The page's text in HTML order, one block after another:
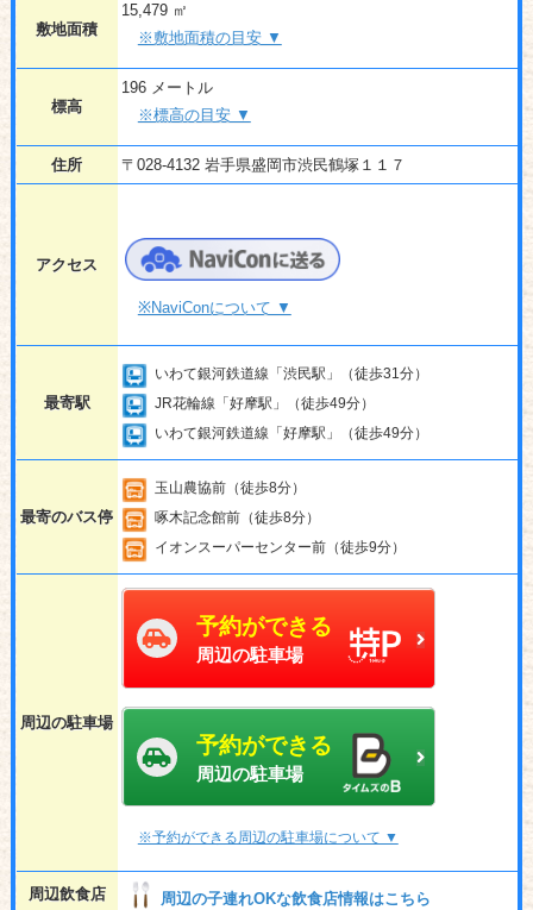
敷地面積
15,479 ㎡
※敷地面積の目安 ▼
標高
196 メートル
※標高の目安 ▼
住所 〒028-4132 岩手県盛岡市渋民鶴塚１１７
アクセス
※NaviConについて ▼
最寄駅
いわて銀河鉄道線「渋民駅」（徒歩31分）
JR花輪線「好摩駅」（徒歩49分）
いわて銀河鉄道線「好摩駅」（徒歩49分）
最寄のバス停
玉山農協前（徒歩8分）
啄木記念館前（徒歩8分）
イオンスーパーセンター前（徒歩9分）
周辺の駐車場
予約ができる
周辺の駐車場
予約ができる
周辺の駐車場
※予約ができる周辺の駐車場について ▼
周辺飲食店 周辺の子連れOKな飲食店情報はこちら